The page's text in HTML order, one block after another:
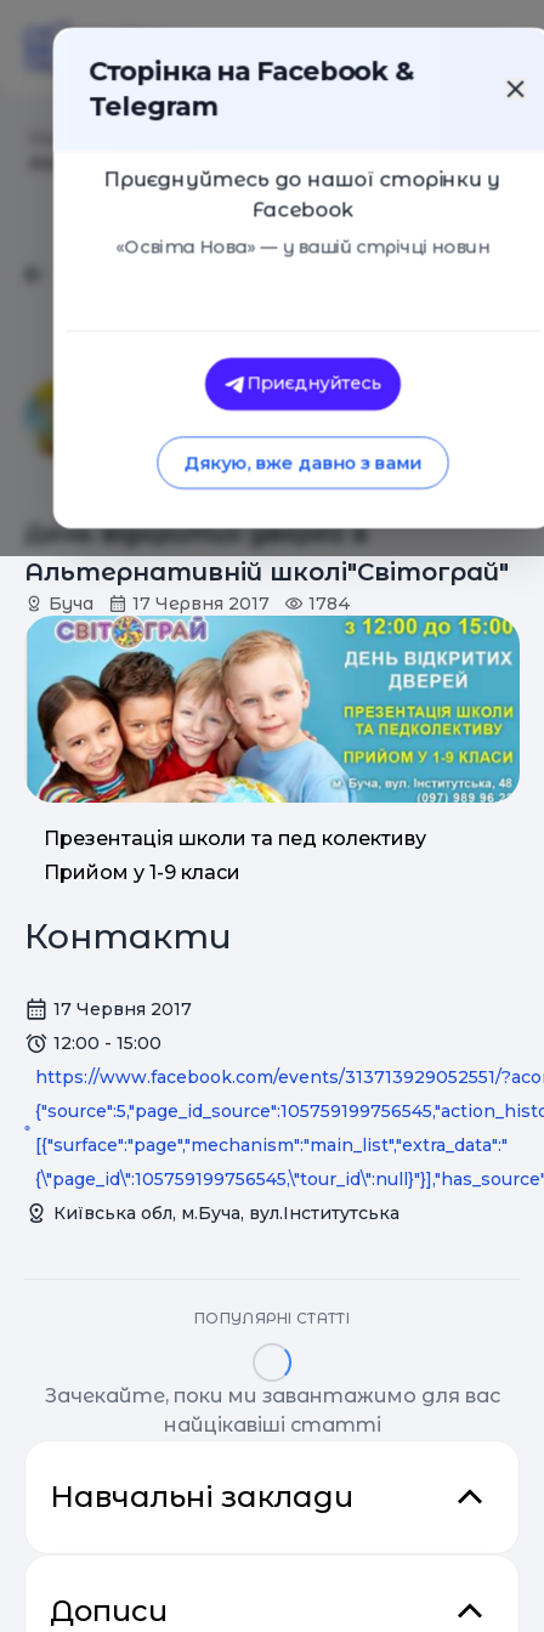
Альтернативна школа
"Світограй" (Приватна
школа-садок "Світограй)
День відкритих дверей в
Альтернативній школі"Світограй"
Буча 17 Червня 2017 1784
Презентація школи та пед колективу
Прийом у 1-9 класи
Контакти
17 Червня 2017
12:00 - 15:00
https://www.facebook.com/events/313713929052551/
[{"surface":"page","mechanism":"main_list","extra_data":"
Київська обл, м.Буча, вул.Інститутська
ПОПУЛЯРНІ СТАТТІ
Зачекайте, поки ми завантажимо для вас
найцікавіші статті
Навчальні заклади
Дописи
Сторінка на Facebook &
Telegram
Приєднуйтесь до нашої сторінки у
Facebook
«Освіта Нова» — у вашій стрічці новин
Приєднуйтесь
Дякую, вже давно з вами